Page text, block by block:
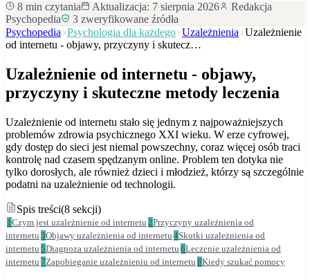
8 min czytania Aktualizacja: 7 sierpnia 2026
Redakcja
Psychopedia
3 zweryfikowane źródła
Psychopedia Psychologia dla każdego Uzależnienia Uzależnienie
od internetu - objawy, przyczyny i skutecz…
Uzależnienie od internetu - objawy,
przyczyny i skuteczne metody leczenia
Uzależnienie od internetu stało się jednym z najpoważniejszych
problemów zdrowia psychicznego XXI wieku. W erze cyfrowej,
gdy dostęp do sieci jest niemal powszechny, coraz więcej osób traci
kontrolę nad czasem spędzanym online. Problem ten dotyka nie
tylko dorosłych, ale również dzieci i młodzież, którzy są szczególnie
podatni na uzależnienie od technologii.
Spis treści(8 sekcji)
1 Czym jest uzależnienie od internetu 2Przyczyny uzależnienia od
internetu 3Objawy uzależnienia od internetu 4Skutki uzależnienia od
internetu 5Diagnoza uzależnienia od internetu 6Leczenie uzależnienia od
internetu 7Zapobieganie uzależnieniu od internetu 8Kiedy szukać pomocy